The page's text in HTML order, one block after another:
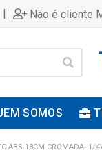
| Não é cliente
SOMOS
ABS 18CM CROMADA. 1/